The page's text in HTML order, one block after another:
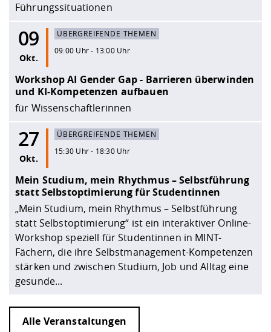
Führungssituationen
09
Okt.
09:00 Uhr - 13:00 Uhr
ÜBERGREIFENDE THEMEN
Workshop AI Gender Gap - Barrieren überwinden
und KI-Kompetenzen aufbauen
für Wissenschaftlerinnen
27
Okt.
15:30 Uhr - 18:30 Uhr
ÜBERGREIFENDE THEMEN
Mein Studium, mein Rhythmus – Selbstführung
statt Selbstoptimierung für Studentinnen
„Mein Studium, mein Rhythmus – Selbstführung
statt Selbstoptimierung“ ist ein interaktiver Online-
Workshop speziell für Studentinnen in MINT-
Fächern, die ihre Selbstmanagement-Kompetenzen
stärken und zwischen Studium, Job und Alltag eine
gesunde...
Alle Veranstaltungen